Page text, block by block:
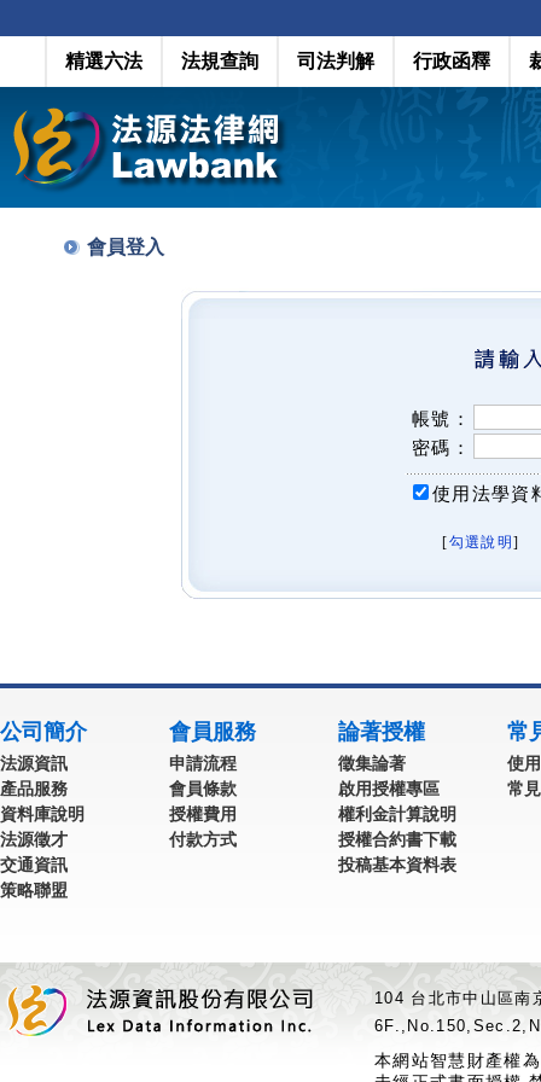
精選六法 法規查詢 司法判解 行政函釋
會員登入
帳號：
密碼：
使用法學資
[勾選說明 ]
公司簡介
法源資訊
產品服務
資料庫說明
法源徵才
交通資訊
策略聯盟
會員服務
申請流程
會員條款
授權費用
付款方式
論著授權
徵集論著
啟用授權專區
權利金計算說明
授權合約書下載
投稿基本資料表
常
使
常
104 台北市中山區
本網站智慧財產權